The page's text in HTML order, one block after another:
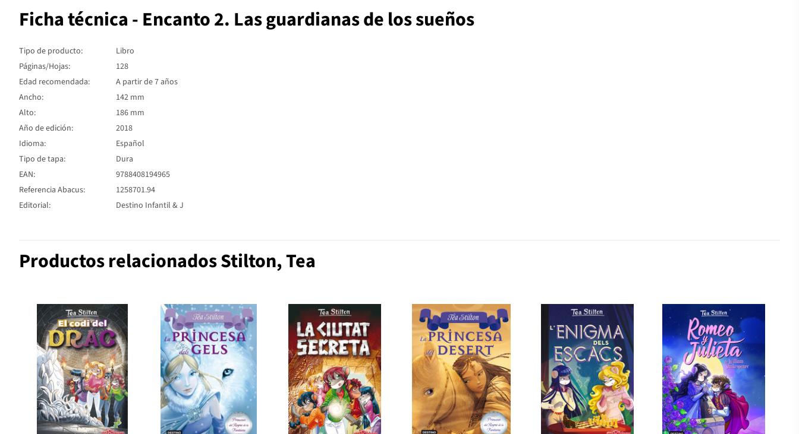
Ficha técnica - Encanto 2. Las guardianas de los sueños
Tipo de producto:
Libro
Páginas/Hojas:
128
Edad recomendada:
A partir de 7 años
Ancho:
142 mm
Alto:
186 mm
Año de edición:
2018
Idioma:
Español
Tipo de tapa:
Dura
EAN:
9788408194965
Referencia Abacus:
1258701.94
Editorial:
Destino Infantil & J
Productos relacionados Stilton, Tea